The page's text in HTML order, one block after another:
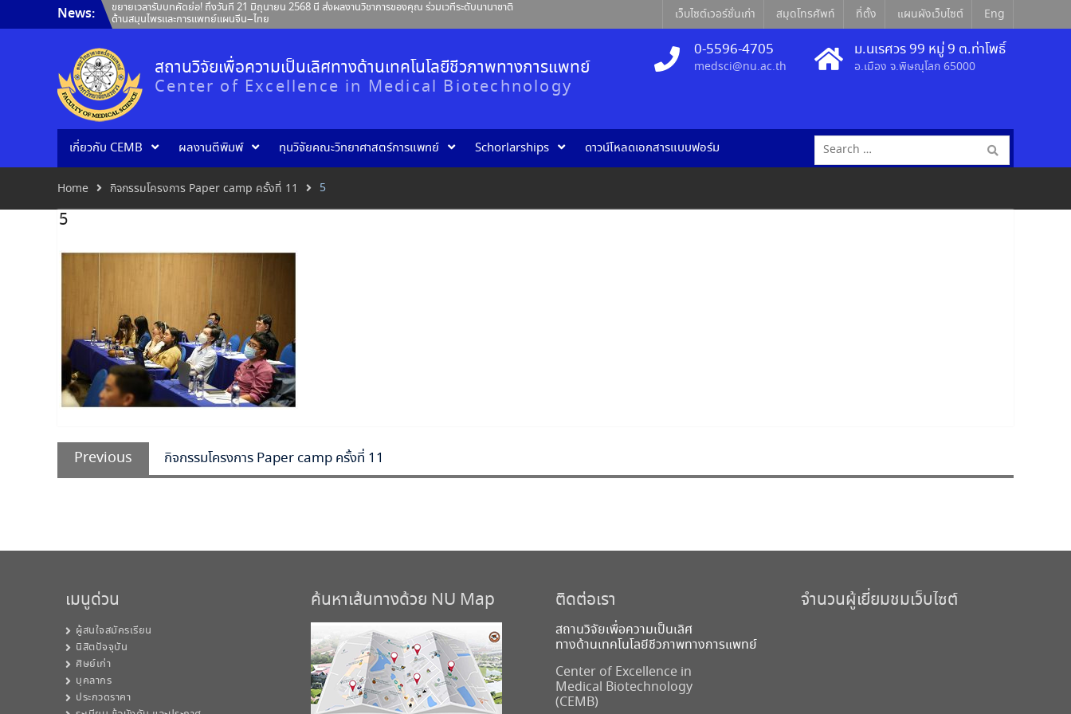
content
News: ขยายเวลารับบทคัดย่อ! ถึงวันที่ 21 มิถุนายน 2568 นี้ ส่งผลงานวิชาการของคุณ ร่วมเวทีระดับนานาชาติ
ด้านสมุนไพรและการแพทย์แผนจีน–ไทย
Invitation to attend special lecture Jointly organized by Center of Excellence in Medical
ขยายเวลารับผลงาน The 21st Meeting of the Consortium for Globalization of Chinese
Medicine (CGCM 2025)
เว็บไซต์เวอร์ชั่นเก่า สมุดโทรศัพท์ ที่ตั้ง แผนผังเว็บไซต์ Eng
สถานวิจัยเพื่อความเป็นเลิศทางด้านเทคโนโลยีชีวภาพทางการแพทย์
Center of Excellence in Medical Biotechnology
0-5596-4705
medsci@nu.ac.th
ม.นเรศวร 99 หมู่ 9 ต.ท่าโพธิ์
อ.เมือง จ.พิษณุโลก 65000
เกี่ยวกับ CEMB ผลงานตีพิมพ์ ทุนวิจัยคณะวิทยาศาสตร์การแพทย์ Schorlarships ดาวน์โหลดเอกสารแบบฟอร์ม
Search
for:
Home กิจกรรมโครงการ Paper camp ครั้งที่ 11 5
5
แนะแนว
เรื่อง
Previous
Previous
post:
กิจกรรมโครงการ Paper camp ครั้งที่ 11
เมนูด่วน
ผู้สนใจสมัครเรียน
นิสิตปัจจุบัน
ศิษย์เก่า
บุคลากร
ประกวดราคา
ค้นหาเส้นทางด้วย NU Map ติดต่อเรา
สถานวิจัยเพื่อความเป็นเลิศ
ทางด้านเทคโนโลยีชีวภาพทางการแพทย์
Center of Excellence in
Medical Biotechnology
(CEMB)
จำนวนผู้เยี่ยมชมเว็บไซต์